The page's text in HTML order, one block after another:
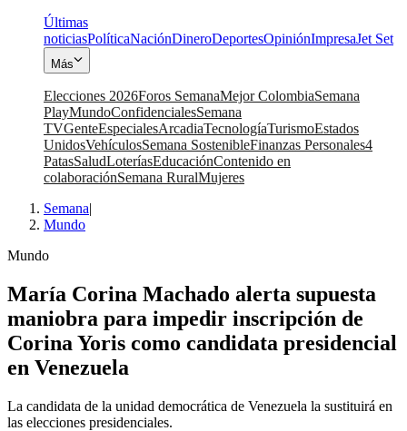
Últimas
noticiasPolíticaNaciónDineroDeportesOpiniónImpresaJet Set
Más
Elecciones 2026Foros SemanaMejor ColombiaSemana
PlayMundoConfidencialesSemana
TVGenteEspecialesArcadiaTecnologíaTurismoEstados
UnidosVehículosSemana SostenibleFinanzas Personales4
PatasSaludLoteríasEducaciónContenido en
colaboraciónSemana RuralMujeres
Semana|
Mundo
Mundo
María Corina Machado alerta supuesta
maniobra para impedir inscripción de
Corina Yoris como candidata presidencial
en Venezuela
La candidata de la unidad democrática de Venezuela la sustituirá en
las elecciones presidenciales.